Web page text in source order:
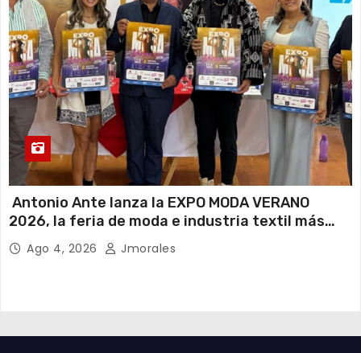
Antonio Ante lanza la EXPO MODA VERANO
2026, la feria de moda e industria textil más
importante del Ecuador
Ago 4, 2026 Jmorales